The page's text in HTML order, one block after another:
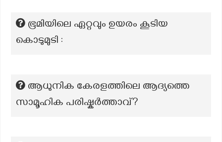
ഭൂമിയിലെ ഏറ്റവും ഉയരം കൂടിയ
കൊടുമുടി :
ആധുനിക കേരളത്തിലെ ആദ്യത്തെ
സാമൂഹിക പരിഷ്കർത്താവ്?